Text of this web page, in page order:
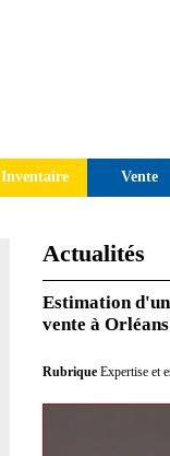
Inventaire Vente
Actualités
Estimation
vente à Orléans
Rubrique Expertise et